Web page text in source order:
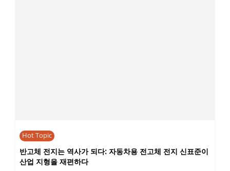
Hot Topic
반고체 전지는 역사가 되다: 자동차용 전고체 전지 신표준이
산업 지형을 재편하다